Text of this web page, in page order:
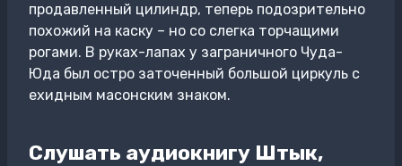
продавленный цилиндр, теперь подозрительно
похожий на каску – но со слегка торчащими
рогами. В руках-лапах у заграничного Чуда-
Юда был остро заточенный большой циркуль с
ехидным масонским знаком.
Слушать аудиокнигу Штык,